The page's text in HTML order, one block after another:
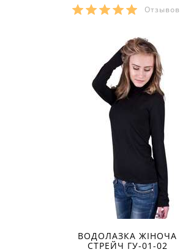
Отзывов
ВОДОЛАЗКА ЖІНОЧА
СТРЕЙЧ ГУ-01-02